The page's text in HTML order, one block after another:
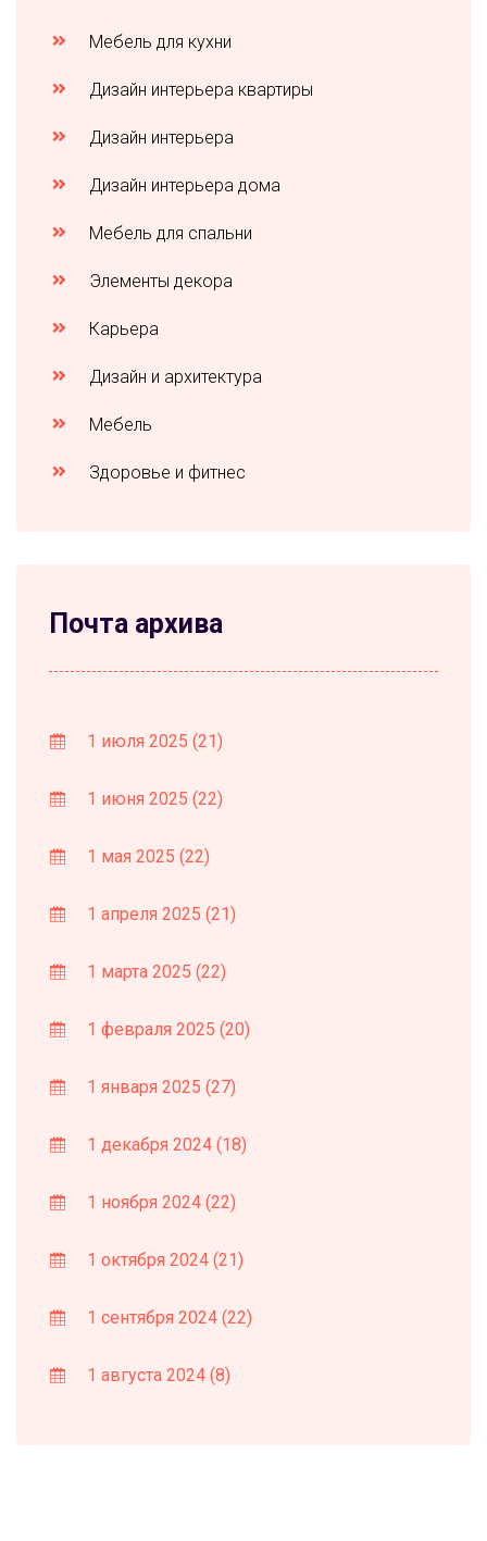
Мебель для кухни
Дизайн интерьера квартиры
Дизайн интерьера
Дизайн интерьера дома
Мебель для спальни
Элементы декора
Карьера
Дизайн и архитектура
Мебель
Здоровье и фитнес
Почта архива
1 июля 2025 (21)
1 июня 2025 (22)
1 мая 2025 (22)
1 апреля 2025 (21)
1 марта 2025 (22)
1 февраля 2025 (20)
1 января 2025 (27)
1 декабря 2024 (18)
1 ноября 2024 (22)
1 октября 2024 (21)
1 сентября 2024 (22)
1 августа 2024 (8)